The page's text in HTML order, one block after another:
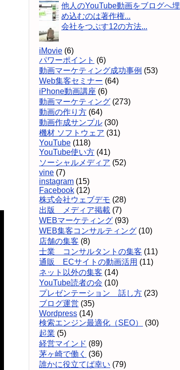
他人のYouTube動画をブログへ埋
め込むのは著作権...
会社をつぶす12の方法...
iMovie (6)
パワーポイント (6)
動画マーケティング成功事例 (53)
Web集客セミナー (64)
iPhone動画講座 (6)
動画マーケティング (273)
動画の作り方 (64)
動画作成サンプル (30)
機材 ソフトウェア (31)
YouTube (118)
YouTube使い方 (41)
ソーシャルメディア (52)
vine (7)
instagram (15)
Facebook (12)
株式会社ウェブデモ (28)
出版 メディア掲載 (7)
WEBマーケティング (93)
WEB集客コンサルティング (10)
店舗の集客 (8)
士業 コンサルタントの集客 (11)
通販 ECサイトの動画活用 (11)
ネット以外の集客 (14)
YouTube読者の会 (10)
プレゼンテーション 話し方 (23)
ブログ運営 (35)
Wordpress (14)
検索エンジン最適化（SEO）
(30)
起業 (5)
経営マインド (89)
茅ヶ崎で働く
(36)
誰かに役立てば幸い (79)